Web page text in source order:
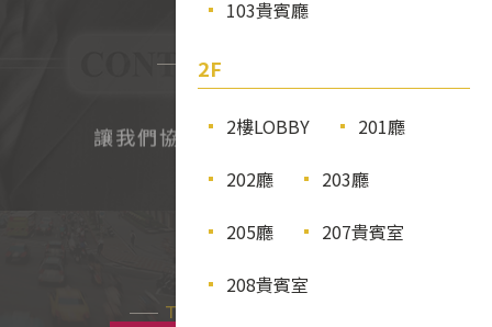
103貴賓廳
2F
2樓LOBBY
201廳
202廳
203廳
205廳
207貴賓室
208貴賓室
202廳
307廳
402廳
戶外
立即預約
Booking Now
讓我們協助您完成舉辦各項活動
交通資訊
Traffic Information